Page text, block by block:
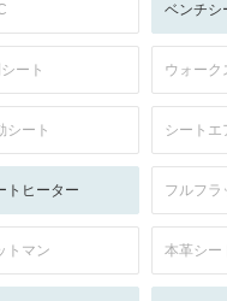
ベンチシ
ート ウォーク
シート シートエ
トヒーター フルフラ
トマン 本革シー